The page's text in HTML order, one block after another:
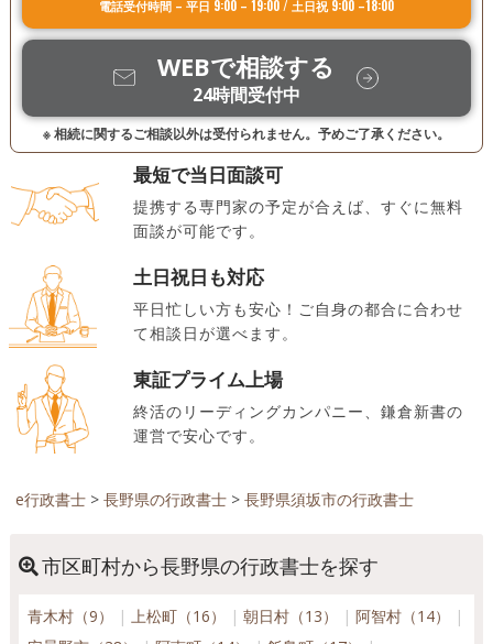
電話受付時間 – 平日 9:00 – 19:00 / 土日祝 9:00 –18:00
WEBで相談する
24時間受付中
※ 相続に関するご相談以外は受付られません。予めご了承ください。
最短で当日面談可
提携する専門家の予定が合えば、すぐに無料
面談が可能です。
土日祝日も対応
平日忙しい方も安心！ご自身の都合に合わせ
て相談日が選べます。
東証プライム上場
終活のリーディングカンパニー、鎌倉新書の
運営で安心です。
e行政書士> 長野県の行政書士> 長野県須坂市の行政書士
市区町村から長野県の行政書士を探す
青木村（9） 上松町（16） 朝日村（13）
阿智村（14）